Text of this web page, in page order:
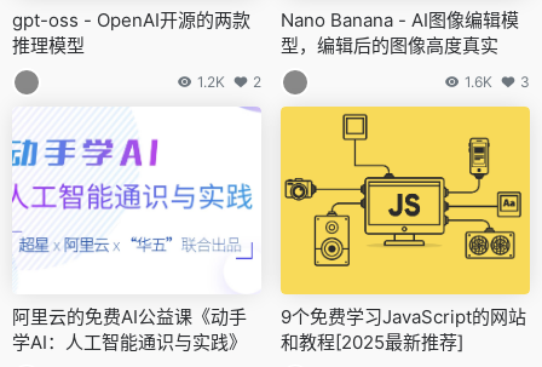
gpt-oss - OpenAI开源的两款
推理模型
1.2K 2
Nano Banana - AI图像编辑模
型，编辑后的图像高度真实
1.6K 3
阿里云的免费AI公益课《动手
学AI：人工智能通识与实践》
9个免费学习JavaScript的网站
和教程[2025最新推荐]